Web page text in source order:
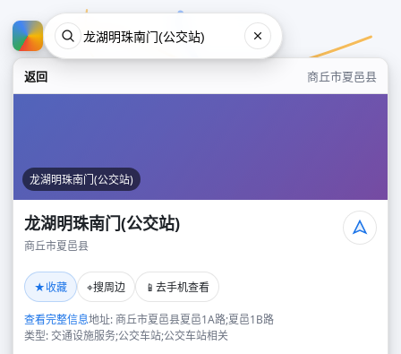
返回 商丘市夏邑县
龙湖明珠南门(公交站)
龙湖明珠南门(公交站)
商丘市夏邑县
★收藏 ⌖搜周边 📱 去手机查看
查看完整信息地址: 商丘市夏邑县夏邑1A路;夏邑1B路
类型: 交通设施服务;公交车站;公交车站相关